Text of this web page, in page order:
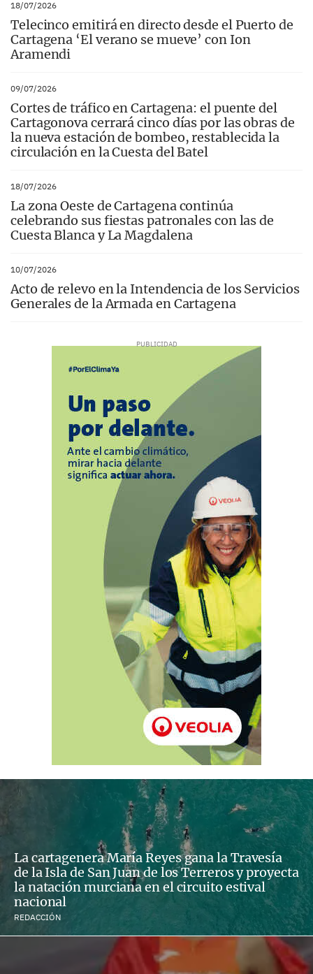
18/07/2026
Telecinco emitirá en directo desde el Puerto de
Cartagena ‘El verano se mueve’ con Ion
Aramendi
09/07/2026
Cortes de tráfico en Cartagena: el puente del
Cartagonova cerrará cinco días por las obras de
la nueva estación de bombeo, restablecida la
circulación en la Cuesta del Batel
18/07/2026
La zona Oeste de Cartagena continúa
celebrando sus fiestas patronales con las de
Cuesta Blanca y La Magdalena
10/07/2026
Acto de relevo en la Intendencia de los Servicios
Generales de la Armada en Cartagena
La cartagenera María Reyes gana la Travesía
de la Isla de San Juan de los Terreros y proyecta
la natación murciana en el circuito estival
nacional
REDACCIÓN